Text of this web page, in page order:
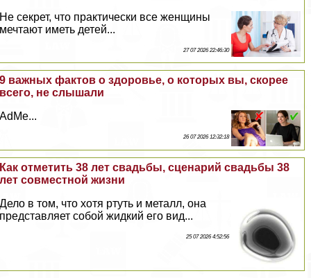
Не секрет, что пpaктически все женщины
мечтают иметь детей...
27 07 2026 22:46:30
9 важных фактов о здоровье, о которых вы, скорее
всего, не слышали
AdMe...
26 07 2026 12:32:18
Как отметить 38 лет свадьбы, сценарий свадьбы 38
лет совместной жизни
Дело в том, что хотя ртуть и металл, она
представляет собой жидкий его вид...
25 07 2026 4:52:56